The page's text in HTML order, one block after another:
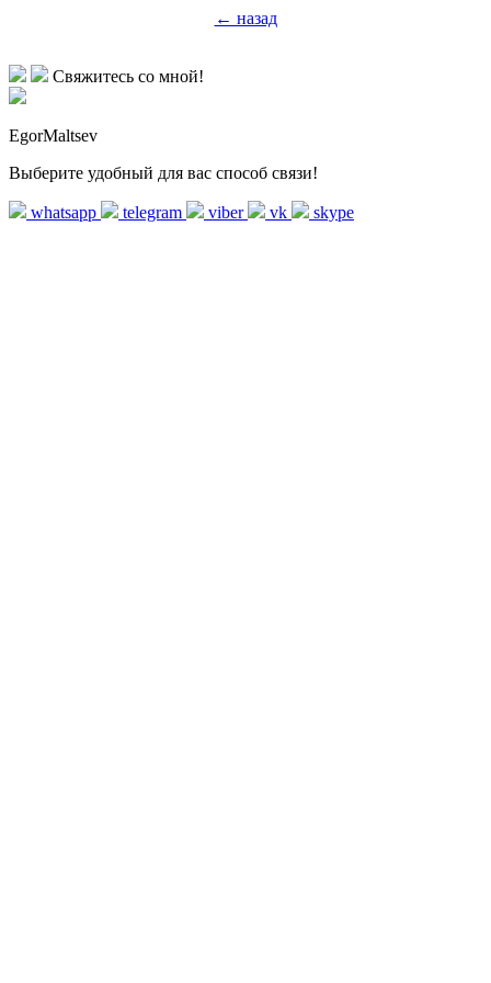
← назад
Свяжитесь со мной!
EgorMaltsev
Выберите удобный для вас способ связи!
whatsapp telegram viber vk skype